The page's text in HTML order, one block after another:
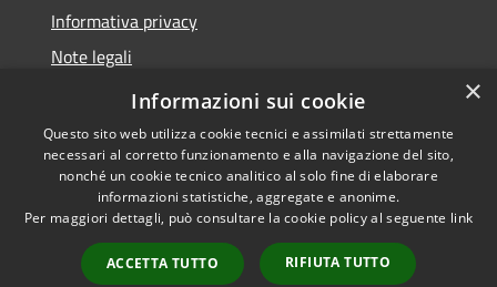
Informativa privacy
Note legali
Dichiarazione di accessibilità
Accessibilità
Copyright © 2026 • Comune di
Casciana Terme Lari • Powered
byMunicipium
Accesso
×
Informazioni sui cookie
Questo sito web utilizza cookie tecnici e assimilati strettamente
necessari al corretto funzionamento e alla navigazione del sito,
nonché un cookie tecnico analitico al solo fine di elaborare
informazioni statistiche, aggregate e anonime.
Per maggiori dettagli, può consultare la cookie policy al seguente link
ACCETTA TUTTO RIFIUTA TUTTO